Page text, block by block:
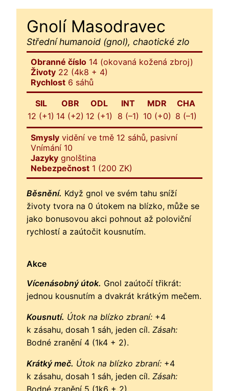
Gnolí Masodravec
Střední humanoid (gnol), chaotické zlo
Obranné číslo 14 (okovaná kožená zbroj)
Životy 22 (4k8 + 4)
Rychlost 6 sáhů
SIL
12 (+1)
OBR
14 (+2)
ODL
12 (+1)
INT
8 (–1)
MDR
10 (+0)
CHA
8 (–1)
Smysly vidění ve tmě 12 sáhů, pasivní
Vnímání 10
Jazyky gnolština
Nebezpečnost 1 (200 ZK)
Běsnění. Když gnol ve svém tahu sníží
životy tvora na 0 útokem na blízko, může se
jako bonusovou akci pohnout až poloviční
rychlostí a zaútočit kousnutím.
Akce
Vícenásobný útok. Gnol zaútočí třikrát:
jednou kousnutím a dvakrát krátkým mečem.
Kousnutí. Útok na blízko zbraní: +4
k zásahu, dosah 1 sáh, jeden cíl. Zásah:
Bodné zranění 4 (1k4 + 2).
Krátký meč. Útok na blízko zbraní: +4
k zásahu, dosah 1 sáh, jeden cíl. Zásah:
Bodné zranění 5 (1k6 + 2).